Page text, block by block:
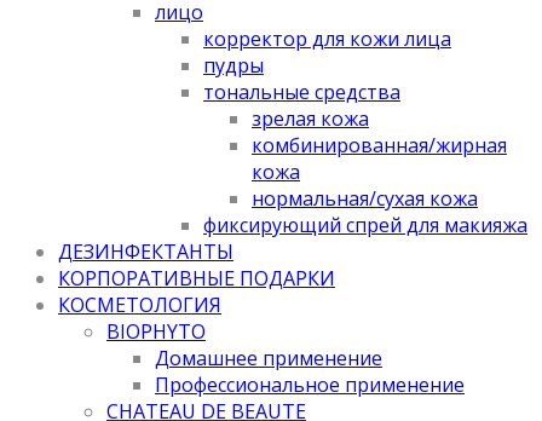
лицо
корректор для кожи лица
пудры
тональные средства
зрелая кожа
комбинированная/жирная
кожа
нормальная/cухая кожа
фиксирующий спрей для макияжа
ДЕЗИНФЕКТАНТЫ
КОРПОРАТИВНЫЕ ПОДАРКИ
КОСМЕТОЛОГИЯ
BIOPHYTO
Домашнее применение
Профессиональное применение
CHATEAU DE BEAUTE